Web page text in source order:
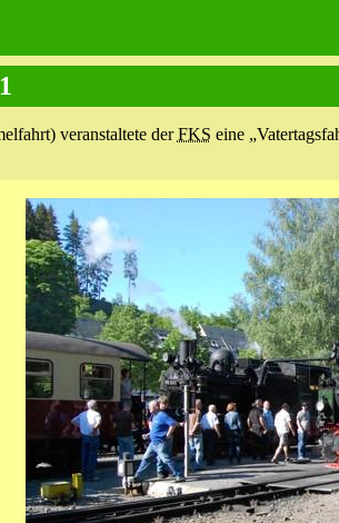
veranstaltete derFKS eine